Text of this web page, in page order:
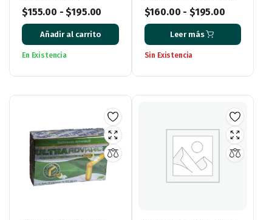
$155.00 - $195.00
Añadir al carrito
En Existencia
$160.00 - $195.00
Leer más
Sin Existencia